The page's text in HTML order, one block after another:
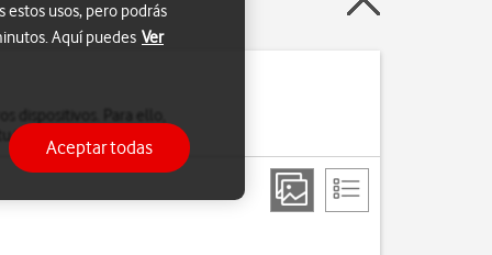
teléfono por wifi.
estos usos, pero podrás
Aquí puedes Ver
Aceptar todas